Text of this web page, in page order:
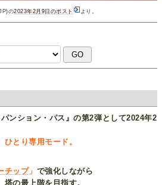
の2023年2月9日のポスト より。
ンション・パス』の第2弾として2024年2
ひとり専用モード。
チップ」 で強化しながら
の最上階を目指す。